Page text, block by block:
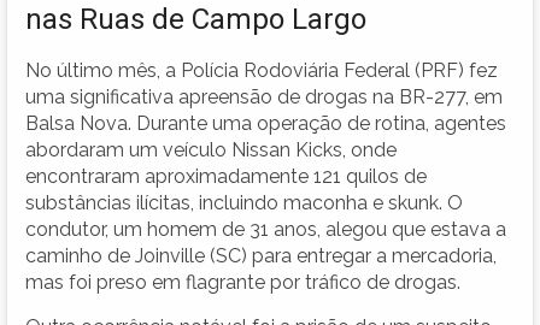
nas Ruas de Campo Largo
No último mês, a Polícia Rodoviária Federal (PRF) fez
uma significativa apreensão de drogas na BR-277, em
Balsa Nova. Durante uma operação de rotina, agentes
abordaram um veículo Nissan Kicks, onde
encontraram aproximadamente 121 quilos de
substâncias ilícitas, incluindo maconha e skunk. O
condutor, um homem de 31 anos, alegou que estava a
caminho de Joinville (SC) para entregar a mercadoria,
mas foi preso em flagrante por tráfico de drogas.